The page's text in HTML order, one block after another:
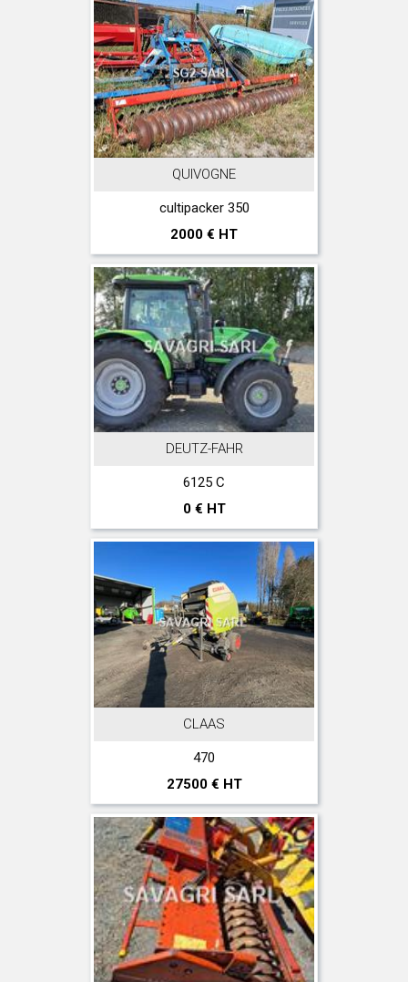
QUIVOGNE
cultipacker 350
2000 € HT
DEUTZ-FAHR
6125 C
0 € HT
CLAAS
470
27500 € HT